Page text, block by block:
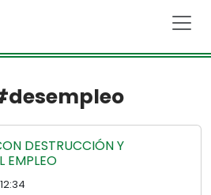
DESTRUCCIÓN Y
EMPLEO